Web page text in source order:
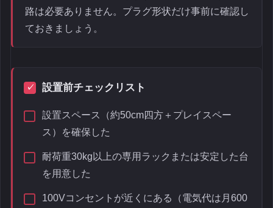
路は必要ありません。プラグ形状だけ事前に確認し
ておきましょう。
設置前チェックリスト
設置スペース（約50cm四方＋プレイスペー
ス）を確保した
耐荷重30kg以上の専用ラックまたは安定した台
を用意した
100Vコンセントが近くにある（電気代は月600